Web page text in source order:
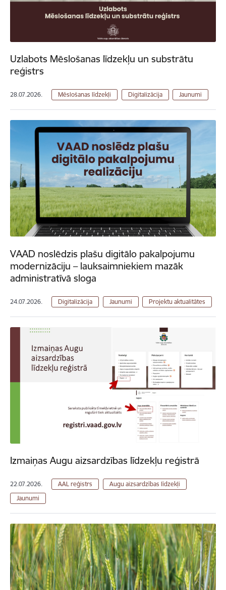
Uzlabots Mēslošanas līdzekļu un substrātu
reģistrs
28.07.2026. Mēslošanas līdzekļi Digitalizācija Jaunumi
VAAD noslēdzis plašu digitālo pakalpojumu
modernizāciju – lauksaimniekiem mazāk
administratīvā sloga
24.07.2026. Digitalizācija Jaunumi Projektu aktualitātes
Izmaiņas Augu aizsardzības līdzekļu reģistrā
22.07.2026. AAL reģistrs
Augu aizsardzības līdzekļi
Jaunumi